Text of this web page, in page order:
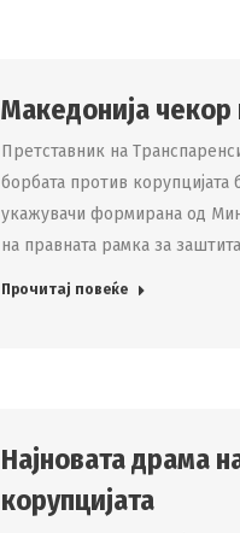
Македонија чекор
Претставник на
борбата против
укажувачи формирана од
на правната рамка за
Прочитај повеќе
Најновата драма
корупцијата